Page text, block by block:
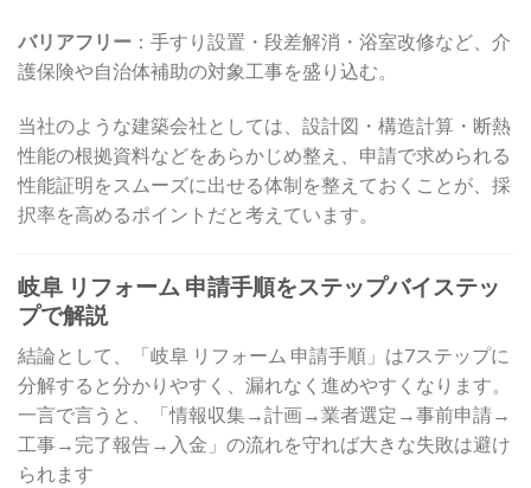
バリアフリー ：手すり設置・段差解消・浴室改修など、介
護保険や自治体補助の対象工事を盛り込む。
当社のような建築会社としては、設計図・構造計算・断熱
性能の根拠資料などをあらかじめ整え、申請で求められる
性能証明をスムーズに出せる体制を整えておくことが、採
択率を高めるポイントだと考えています。
岐阜 リフォーム 申請手順をステップバイステッ
プで解説
結論として、「岐阜 リフォーム 申請手順」は7ステップに
分解すると分かりやすく、漏れなく進めやすくなります。
一言で言うと、「情報収集→計画→業者選定→事前申請→
工事→完了報告→入金」の流れを守れば大きな失敗は避け
られます